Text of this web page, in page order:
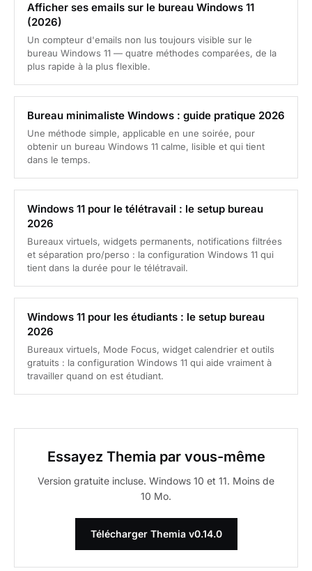
Afficher ses emails sur le bureau Windows 11
(2026)
Un compteur d'emails non lus toujours visible sur le
bureau Windows 11 — quatre méthodes comparées, de la
plus rapide à la plus flexible.
Bureau minimaliste Windows : guide pratique 2026
Une méthode simple, applicable en une soirée, pour
obtenir un bureau Windows 11 calme, lisible et qui tient
dans le temps.
Windows 11 pour le télétravail : le setup bureau
2026
Bureaux virtuels, widgets permanents, notifications filtrées
et séparation pro/perso : la configuration Windows 11 qui
tient dans la durée pour le télétravail.
Windows 11 pour les étudiants : le setup bureau
2026
Bureaux virtuels, Mode Focus, widget calendrier et outils
gratuits : la configuration Windows 11 qui aide vraiment à
travailler quand on est étudiant.
Essayez Themia par vous-même
Version gratuite incluse. Windows 10 et 11. Moins de
10 Mo.
Télécharger Themia v0.14.0